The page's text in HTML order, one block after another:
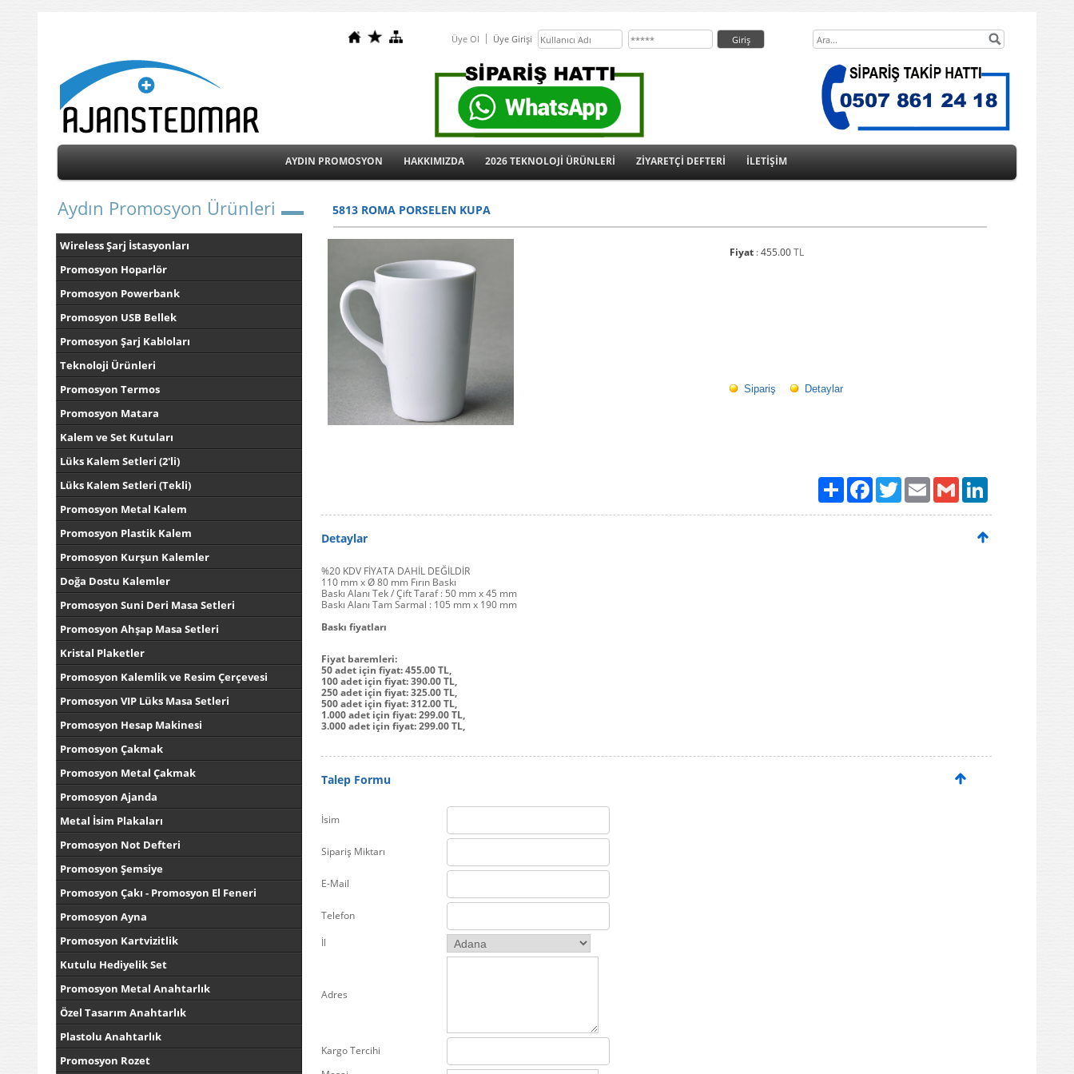
Üye Ol Üye Girişi
AYDIN PROMOSYON HAKKIMIZDA 2026 TEKNOLOJİ ÜRÜNLERİ ZİYARETÇİ DEFTERİ İLETİŞİM
Aydın Promosyon Ürünleri
Wireless Şarj İstasyonları
Promosyon Hoparlör
Promosyon Powerbank
Promosyon USB Bellek
Promosyon Şarj Kabloları
Teknoloji Ürünleri
Promosyon Termos
Promosyon Matara
Kalem ve Set Kutuları
Lüks Kalem Setleri (2'li)
Lüks Kalem Setleri (Tekli)
Promosyon Metal Kalem
Promosyon Plastik Kalem
Promosyon Kurşun Kalemler
Doğa Dostu Kalemler
Promosyon Suni Deri Masa Setleri
Promosyon Ahşap Masa Setleri
Kristal Plaketler
Promosyon Kalemlik ve Resim Çerçevesi
Promosyon VIP Lüks Masa Setleri
Promosyon Hesap Makinesi
Promosyon Çakmak
Promosyon Metal Çakmak
Promosyon Ajanda
Metal İsim Plakaları
Promosyon Not Defteri
Promosyon Şemsiye
Promosyon Çakı - Promosyon El Feneri
Promosyon Ayna
Promosyon Kartvizitlik
Kutulu Hediyelik Set
Promosyon Metal Anahtarlık
Özel Tasarım Anahtarlık
Plastolu Anahtarlık
Promosyon Rozet
5813 ROMA PORSELEN KUPA
Fiyat :455.00TL
Sipariş Detaylar
Paylaş FacebookTwitter Email Gmail
Detaylar
%20 KDV FİYATA DAHİL DEĞİLDİR
110 mm x Ø 80 mm Fırın Baskı
Baskı Alanı Tek / Çift Taraf : 50 mm x 45 mm
Baskı Alanı Tam Sarmal : 105 mm x 190 mm
Baskı fiyatları
Fiyat baremleri:
50 adet için fiyat: 455.00 TL,
100 adet için fiyat: 390.00 TL,
250 adet için fiyat: 325.00 TL,
500 adet için fiyat: 312.00 TL,
1.000 adet için fiyat: 299.00 TL,
3.000 adet için fiyat: 299.00 TL,
Talep Formu
İsim
Sipariş Miktarı
E-Mail
Telefon
İl
Adres
Kargo Tercihi